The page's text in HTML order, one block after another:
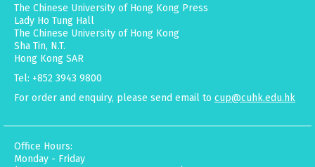
The Chinese University of Hong Kong Press
Lady Ho Tung Hall
The Chinese University of Hong Kong
Sha Tin, N.T.
Hong Kong SAR
Tel: +852 3943 9800
For order and enquiry, please send email to cup@cuhk.edu.hk
Office Hours:
Monday - Friday